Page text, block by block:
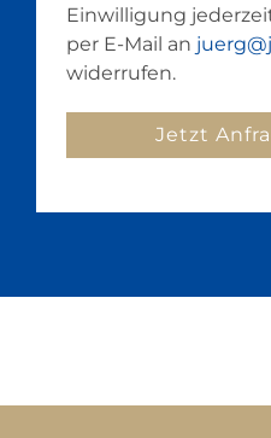
Einwilligung
per E-Mail an
widerrufen.